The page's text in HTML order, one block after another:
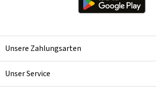
Unsere Zahlungsarten
Unser Service